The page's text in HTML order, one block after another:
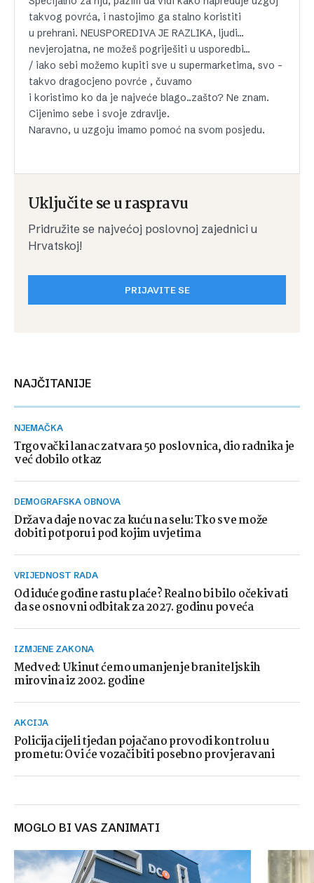
takvog povrća, i nastojimo ga stalno koristiti
u prehrani. NEUSPOREDIVA JE RAZLIKA, ljudi…
nevjerojatna, ne možeš pogriješiti u usporedbi…
/ iako sebi možemo kupiti sve u supermarketima, svo -
takvo dragocjeno povrće , čuvamo
i koristimo ko da je najveće blago..zašto? Ne znam.
Cijenimo sebe i svoje zdravlje.
Naravno, u uzgoju imamo pomoć na svom posjedu.
Uključite se u raspravu
Pridružite se najvećoj poslovnoj zajednici u
Hrvatskoj!
PRIJAVITE SE
NAJČITANIJE
NJEMAČKA
Trgovački lanac zatvara 50 poslovnica, dio radnika je
već dobilo otkaz
DEMOGRAFSKA OBNOVA
Država daje novac za kuću na selu: Tko sve može
dobiti potporu i pod kojim uvjetima
VRIJEDNOST RADA
Od iduće godine rastu plaće? Realno bi bilo očekivati
da se osnovni odbitak za 2027. godinu poveća
IZMJENE ZAKONA
Medved: Ukinut ćemo umanjenje braniteljskih
mirovina iz 2002. godine
AKCIJA
Policija cijeli tjedan pojačano provodi kontrolu u
prometu: Ovi će vozači biti posebno provjeravani
MOGLO BI VAS ZANIMATI